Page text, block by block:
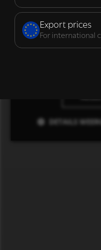
Export prices
For international
DETAILS